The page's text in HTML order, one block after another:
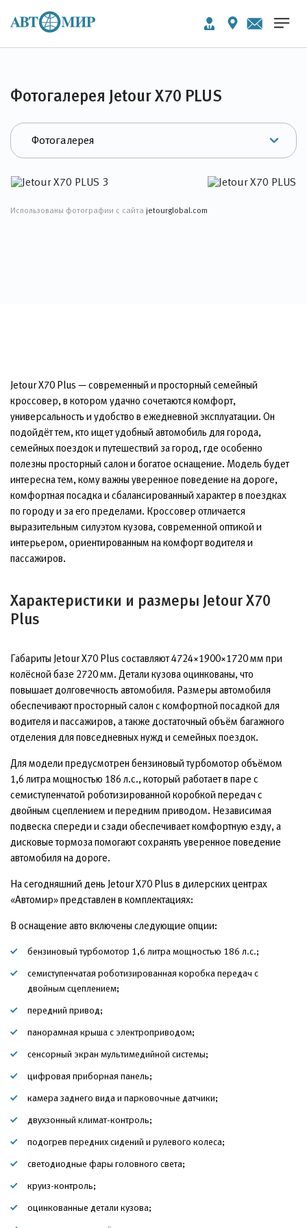
Фотогалерея Jetour X70 PLUS
Использованы фотографии с сайта jetourglobal.com
Jetour X70 Plus — современный и просторный семейный
кроссовер, в котором удачно сочетаются комфорт,
универсальность и удобство в ежедневной эксплуатации. Он
подойдёт тем, кто ищет удобный автомобиль для города,
семейных поездок и путешествий за город, где особенно
полезны просторный салон и богатое оснащение. Модель будет
интересна тем, кому важны уверенное поведение на дороге,
комфортная посадка и сбалансированный характер в поездках
по городу и за его пределами. Кроссовер отличается
выразительным силуэтом кузова, современной оптикой и
интерьером, ориентированным на комфорт водителя и
пассажиров.
Характеристики и размеры Jetour X70
Plus
Габариты Jetour X70 Plus составляют 4724×1900×1720 мм при
колёсной базе 2720 мм. Детали кузова оцинкованы, что
повышает долговечность автомобиля. Размеры автомобиля
обеспечивают просторный салон с комфортной посадкой для
водителя и пассажиров, а также достаточный объём багажного
отделения для повседневных нужд и семейных поездок.
Для модели предусмотрен бензиновый турбомотор объёмом
1,6 литра мощностью 186 л.с., который работает в паре с
семиступенчатой роботизированной коробкой передач с
двойным сцеплением и передним приводом. Независимая
подвеска спереди и сзади обеспечивает комфортную езду, а
дисковые тормоза помогают сохранять уверенное поведение
автомобиля на дороге.
На сегодняшний день Jetour X70 Plus в дилерских центрах
«Автомир» представлен в комплектациях:
В оснащение авто включены следующие опции:
бензиновый турбомотор 1,6 литра мощностью 186 л.с.;
семиступенчатая роботизированная коробка передач с
двойным сцеплением;
передний привод;
панорамная крыша с электроприводом;
сенсорный экран мультимедийной системы;
цифровая приборная панель;
камера заднего вида и парковочные датчики;
двухзонный климат-контроль;
подогрев передних сидений и рулевого колеса;
светодиодные фары головного света;
круиз-контроль;
оцинкованные детали кузова;